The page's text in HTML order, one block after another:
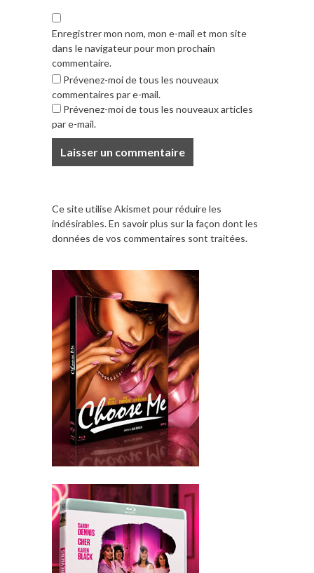
Enregistrer mon nom, mon e-mail et mon site
dans le navigateur pour mon prochain
commentaire.
Prévenez-moi de tous les nouveaux
commentaires par e-mail.
Prévenez-moi de tous les nouveaux articles
par e-mail.
Ce site utilise Akismet pour réduire les
indésirables.En savoir plus sur la façon dont les
données de vos commentaires sont traitées.